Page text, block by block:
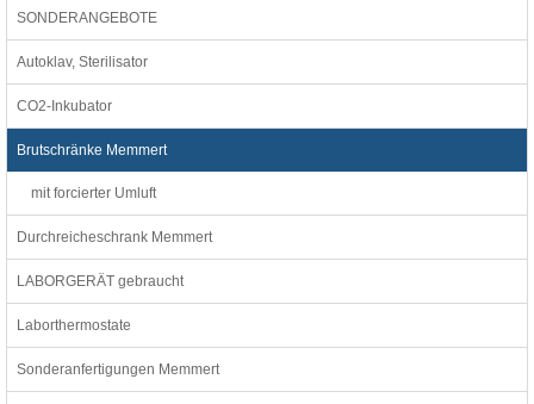
SONDERANGEBOTE
Autoklav, Sterilisator
CO2-Inkubator
Brutschränke Memmert
mit forcierter Umluft
Durchreicheschrank Memmert
LABORGERÄT gebraucht
Laborthermostate
Sonderanfertigungen Memmert